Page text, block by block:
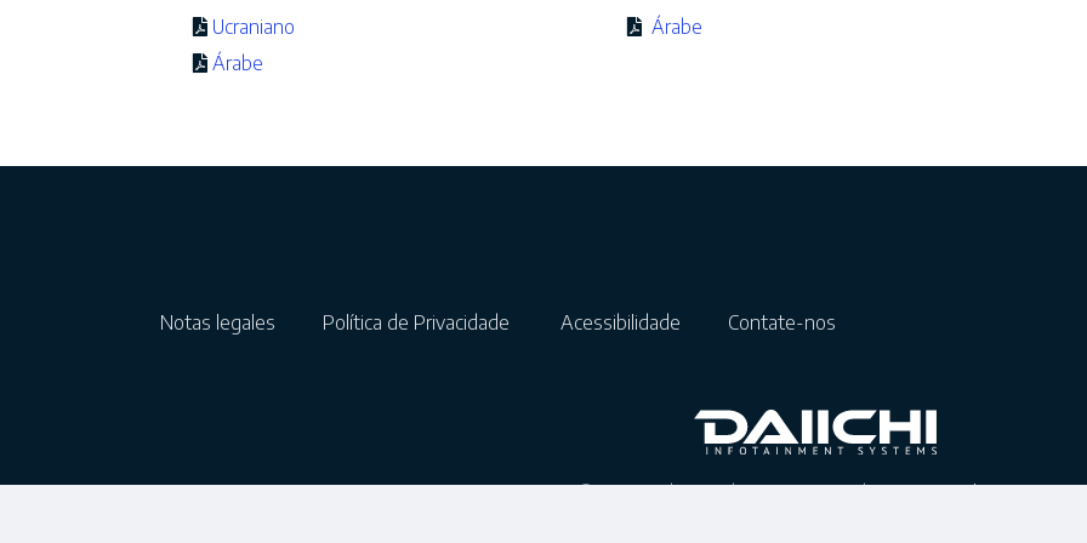
Ucraniano
Árabe
Árabe
Notas legales Política de Privacidade Acessibilidade Contate-nos
© 2025 Todos os direitos reservados.DAIICHI Electronics